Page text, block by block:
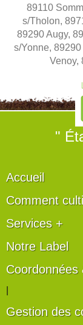
89110
s/Tholon,
89290 Augy,
s/Yonne,
Venoy,
"
Accueil
Comment
Services +
Notre Label
Coordonnées
Gestion des